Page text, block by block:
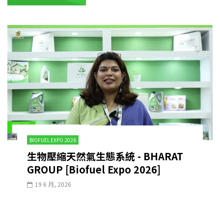
BIOFUEL EXPO 2026
生物壓縮天然氣生態系統 - BHARAT
GROUP [Biofuel Expo 2026]
19 6 月, 2026